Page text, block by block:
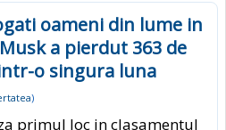
oameni din lume in
a pierdut 363 de
o singura luna
)
primul loc in clasamentul